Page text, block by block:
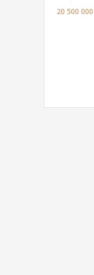
20 500